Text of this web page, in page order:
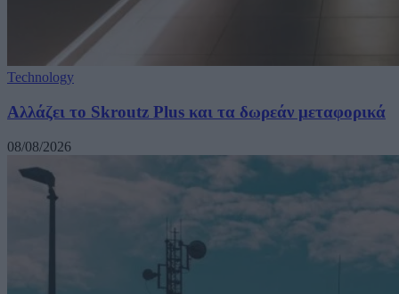
Technology
Αλλάζει το Skroutz Plus και τα δωρεάν μεταφορικά
08/08/2026